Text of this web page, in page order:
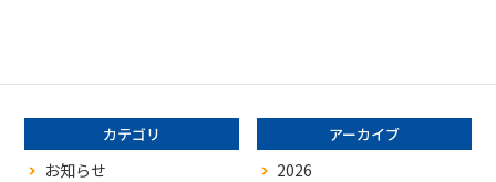
カテゴリ
お知らせ
アーカイブ
2026